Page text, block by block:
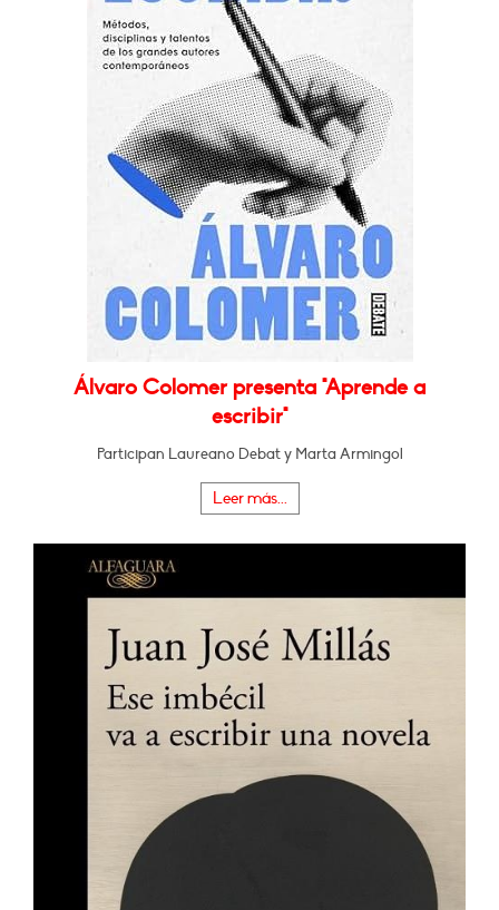
Álvaro Colomer presenta "Aprende a
escribir"
Participan Laureano Debat y Marta Armingol
Leer más...